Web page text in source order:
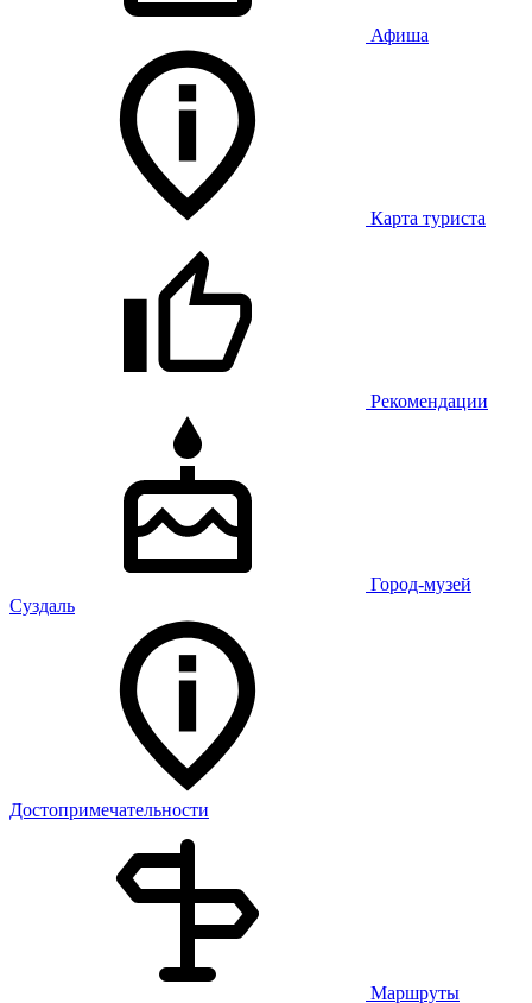
Афиша
Карта туриста
Рекомендации
Город-музей
Суздаль
Достопримечательности
Маршруты